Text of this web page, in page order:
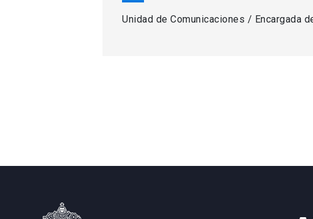
Unidad de Comunicaciones / Encargada